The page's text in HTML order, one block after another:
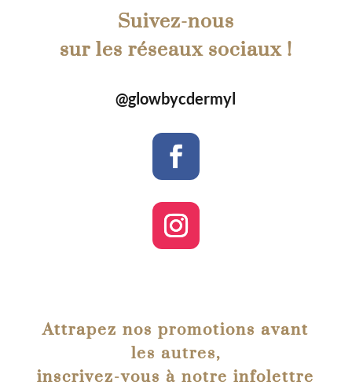
Suivez-nous
sur les réseaux sociaux !
@glowbycdermyl
Attrapez nos promotions avant
les autres,
inscrivez-vous à notre infolettre